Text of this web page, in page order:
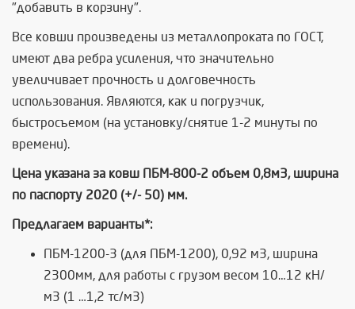
"добавить в корзину".
Все ковши произведены из металлопроката по ГОСТ,
имеют два ребра усиления, что значительно
увеличивает прочность и долговечность
использования. Являются, как и погрузчик,
быстросъемом (на установку/снятие 1-2 минуты по
времени).
Цена указана за ковш ПБМ-800-2 объем 0,8м3, ширина
по паспорту 2020 (+/- 50) мм.
Предлагаем варианты*:
ПБМ-1200-3 (для ПБМ-1200), 0,92 м3, ширина
2300мм, для работы с грузом весом 10…12 кН/
м3 (1 …1,2 тс/м3)